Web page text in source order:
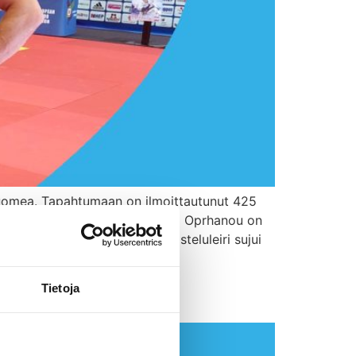
Tietoja
Tapahtumaan on ilmoittautunut 425
Laamanen toteaa, että Oprhanou on
selkävammasta ja valmisteluleiri sujui